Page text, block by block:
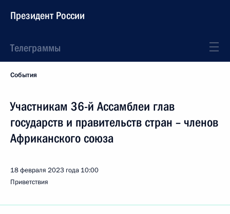
Президент России
Телеграммы
События
Участникам 36-й Ассамблеи глав
государств и правительств стран – членов
Африканского союза
18 февраля 2023 года 10:00
Приветствия